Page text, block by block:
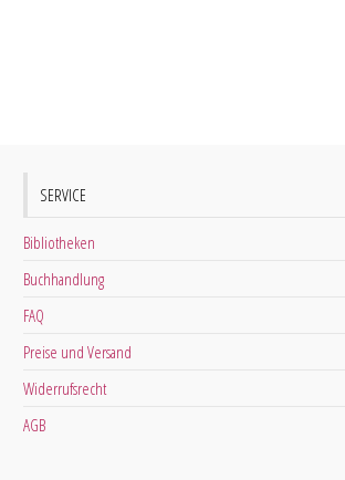
SERVICE
Bibliotheken
Buchhandlung
FAQ
Preise und Versand
Widerrufsrecht
AGB